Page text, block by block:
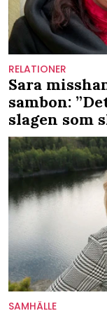
RELATIONER
Sara
sambon:
slagen som
SAMHÄLLE